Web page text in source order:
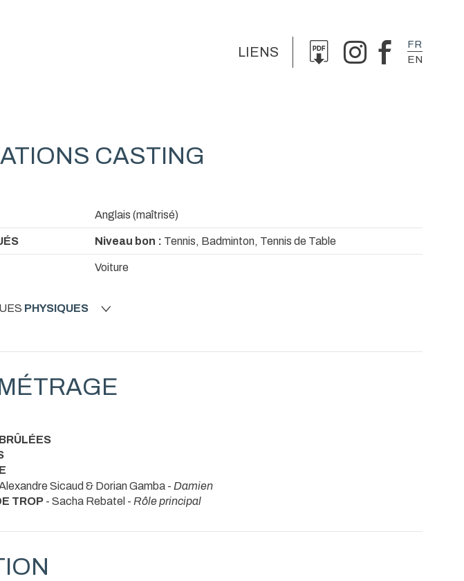
LIENS
FR
EN
CASTING
Anglais (maîtrisé)
Niveau bon : Tennis, Badminton, Tennis de Table
Voiture
PHYSIQUES
Sicaud & Dorian Gamba - Damien
TROP - Sacha Rebatel - Rôle principal